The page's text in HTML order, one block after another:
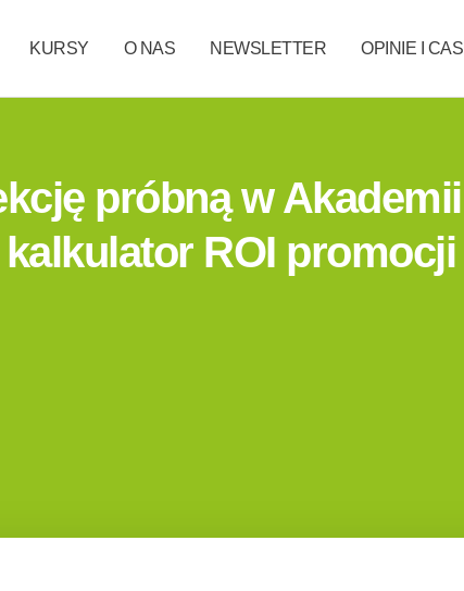
KURSY O NAS NEWSLETTER OPINIE I
próbną w
ROI